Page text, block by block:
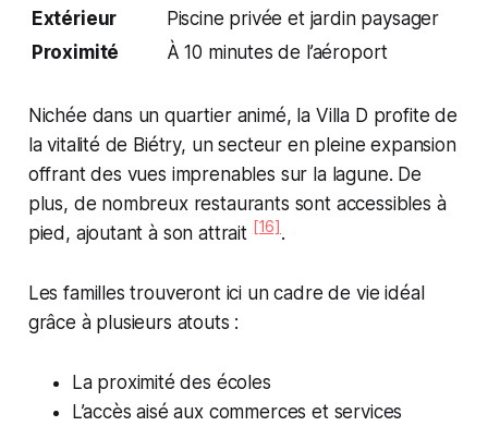
Extérieur
Piscine privée et jardin paysager
Proximité
À 10 minutes de l’aéroport
Nichée dans un quartier animé, la Villa D profite de
la vitalité de Biétry, un secteur en pleine expansion
offrant des vues imprenables sur la lagune. De
plus, de nombreux restaurants sont accessibles à
pied, ajoutant à son attrait[16] .
Les familles trouveront ici un cadre de vie idéal
grâce à plusieurs atouts :
La proximité des écoles
L’accès aisé aux commerces et services